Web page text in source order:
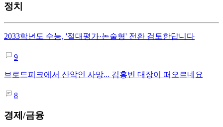
정치
2033학년도 수능, '절대평가·논술형' 전환 검토한답니다
9
브로드피크에서 산악인 사망... 김홍빈 대장이 떠오르네요
8
경제/금융